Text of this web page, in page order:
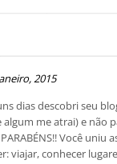
2015
dias descobri seu
me atrai) e não
Você uniu
viajar, conhecer